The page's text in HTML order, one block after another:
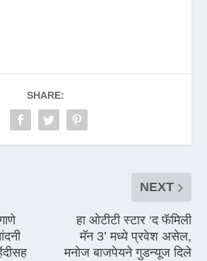
SHARE:
NEXT
हा ओटीटी स्टार ‘द फॅमिली
मॅन 3’ मध्ये प्रवेश असेल,
मनोज बाजपेयने गुडन्यूज दिले